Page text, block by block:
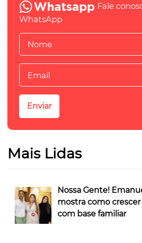
Fale
WhatsApp
Mais Lidas
Nossa Gente!
mostra como
com base familiar